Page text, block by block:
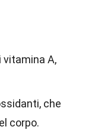
vitamina A,
che
corpo.